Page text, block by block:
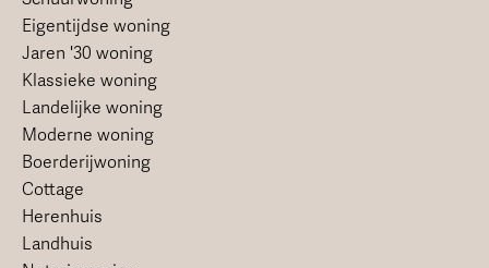
Eigentijdse woning
Jaren '30 woning
Klassieke woning
Landelijke woning
Moderne woning
Boerderijwoning
Cottage
Herenhuis
Landhuis